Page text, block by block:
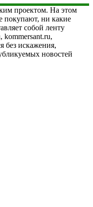
проектом. На этом
покупают, ни какие
собой ленту
kommersant.ru,
без искажения,
новостей